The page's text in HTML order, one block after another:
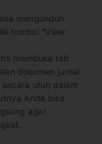
mengunduh
tombol “View
membuka tab
dokumen jurnal
utuh dalam
Anda bisa
agar